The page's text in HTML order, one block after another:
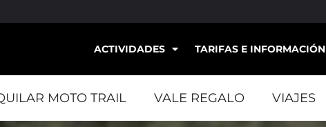
ACTIVIDADES TARIFAS E INFORMACIÓN
MOTO TRAIL VALE REGALO VIAJES